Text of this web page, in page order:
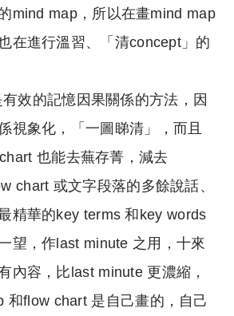
mind map，所以在畫mind map
在進行溫習、「清concept」的
效的記憶因果關係的方法，因
視象化，「一圖睇清」，而且
也能去蕪存菁，減去
chart 或文字段落的多餘說話、
精華的key terms 和key words
望，作last minute 之用，十來
內容，比last minute 更濃縮，
和flow chart 是自己畫的，自己